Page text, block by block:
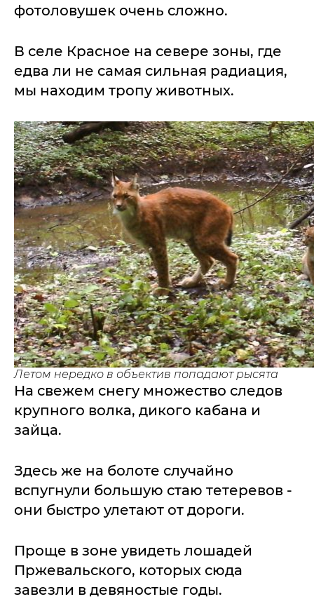
фотоловушек очень сложно.
В селе Красное на севере зоны, где
едва ли не самая сильная радиация,
мы находим тропу животных.
Летом нередко в объектив попадают рысята
На свежем снегу множество следов
крупного волка, дикого кабана и
зайца.
Здесь же на болоте случайно
вспугнули большую стаю тетеревов -
они быстро улетают от дороги.
Проще в зоне увидеть лошадей
Пржевальского, которых сюда
завезли в девяностые годы.